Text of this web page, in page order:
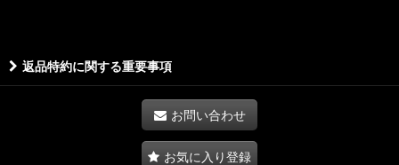
返品特約に関する重要事項
お問い合わせ
お気に入り登録